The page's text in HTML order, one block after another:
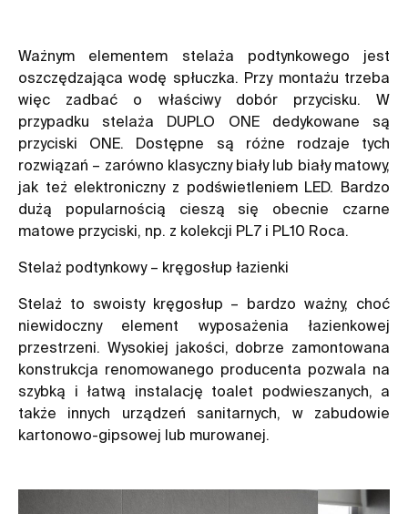
Ważnym elementem stelaża podtynkowego jest
oszczędzająca wodę spłuczka. Przy montażu trzeba
więc zadbać o właściwy dobór przycisku. W
przypadku stelaża DUPLO ONE dedykowane są
przyciski ONE. Dostępne są różne rodzaje tych
rozwiązań – zarówno klasyczny biały lub biały matowy,
jak też elektroniczny z podświetleniem LED. Bardzo
dużą popularnością cieszą się obecnie czarne
matowe przyciski, np. z kolekcji PL7 i PL10 Roca.
Stelaż podtynkowy – kręgosłup łazienki
Stelaż to swoisty kręgosłup – bardzo ważny, choć
niewidoczny element wyposażenia łazienkowej
przestrzeni. Wysokiej jakości, dobrze zamontowana
konstrukcja renomowanego producenta pozwala na
szybką i łatwą instalację toalet podwieszanych, a
także innych urządzeń sanitarnych, w zabudowie
kartonowo-gipsowej lub murowanej.